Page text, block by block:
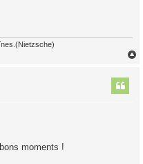
moments !